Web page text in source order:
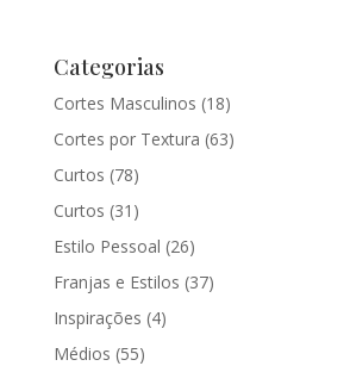
Categorias
Cortes Masculinos (18)
Cortes por Textura (63)
Curtos (78)
Curtos (31)
Estilo Pessoal (26)
Franjas e Estilos (37)
Inspirações (4)
Médios (55)